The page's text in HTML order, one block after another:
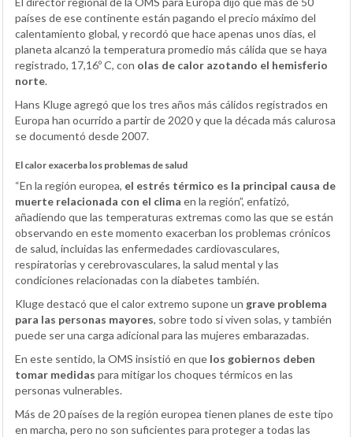
países de ese continente están pagando el precio máximo del
calentamiento global, y recordó que hace apenas unos días, el
planeta alcanzó la temperatura promedio más cálida que se haya
registrado, 17,16º C, con olas de calor azotando el hemisferio
norte.
Hans Kluge agregó que los tres años más cálidos registrados en
Europa han ocurrido a partir de 2020 y que la década más calurosa
se documentó desde 2007.
El calor exacerba los problemas de salud
“En la región europea, el estrés térmico es la principal causa de
muerte relacionada con el clima en la región”, enfatizó,
añadiendo que las temperaturas extremas como las que se están
observando en este momento exacerban los problemas crónicos
de salud, incluidas las enfermedades cardiovasculares,
respiratorias y cerebrovasculares, la salud mental y las
condiciones relacionadas con la diabetes también.
Kluge destacó que el calor extremo supone un grave problema
para las personas mayores, sobre todo si viven solas, y también
puede ser una carga adicional para las mujeres embarazadas.
En este sentido, la OMS insistió en que los gobiernos deben
tomar medidas para mitigar los choques térmicos en las
personas vulnerables.
Más de 20 países de la región europea tienen planes de este tipo
en marcha, pero no son suficientes para proteger a todas las